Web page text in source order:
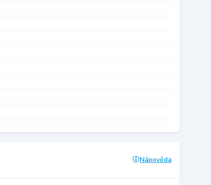
Nápověda